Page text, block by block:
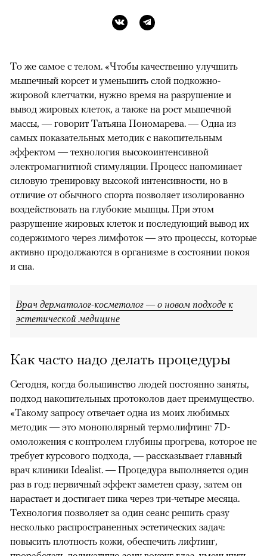
То же самое с телом. «Чтобы качественно улучшить
мышечный корсет и уменьшить слой подкожно-
жировой клетчатки, нужно время на разрушение и
вывод жировых клеток, а также на рост мышечной
массы, — говорит Татьяна Пономарева. — Одна из
самых показательных методик с накопительным
эффектом — технология высокоинтенсивной
электромагнитной стимуляции. Процесс напоминает
силовую тренировку высокой интенсивности, но в
отличие от обычного спорта позволяет изолированно
воздействовать на глубокие мышцы. При этом
разрушение жировых клеток и последующий вывод их
содержимого через лимфоток — это процессы, которые
активно продолжаются в организме в состоянии покоя
и сна.
Врач дерматолог-косметолог — о новом подходе к
эстетической медицине
Как часто надо делать процедуры
Сегодня, когда большинство людей постоянно заняты,
подход накопительных протоколов дает преимущество.
«Такому запросу отвечает одна из моих любимых
методик — это монополярный термолифтинг 7D-
омоложения с контролем глубины прогрева, которое не
требует курсового подхода, — рассказывает главный
врач клиники Idealist. — Процедура выполняется один
раз в год: первичный эффект заметен сразу, затем он
нарастает и достигает пика через три-четыре месяца.
Технология позволяет за один сеанс решить сразу
несколько распространенных эстетических задач:
повысить плотность кожи, обеспечить лифтинг,